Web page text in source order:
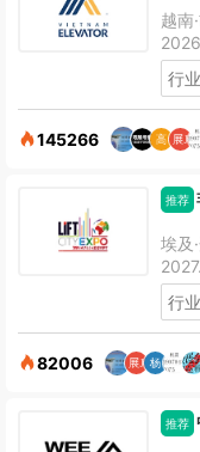
越南
行
145266
推荐
埃及
行
82006
推荐